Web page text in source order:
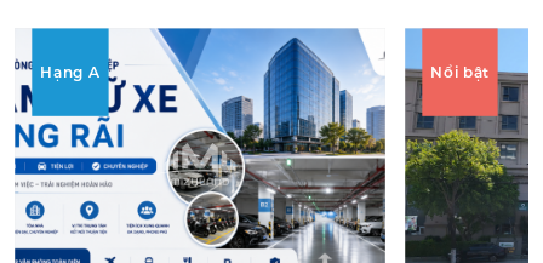
Hạng A Nổi bật